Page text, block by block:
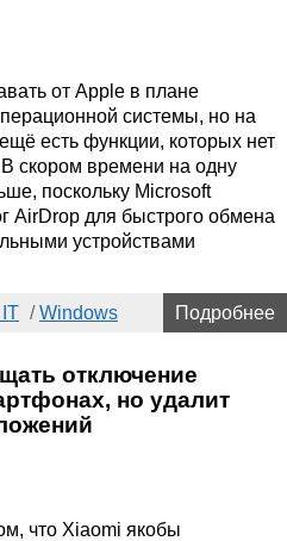
от Apple в плане
системы, но на
есть функции, которых нет
скором времени на одну
поскольку Microsoft
AirDrop для быстрого обмена
устройствами
/Windows Подробнее
отключение
но удалит
что Xiaomi якобы